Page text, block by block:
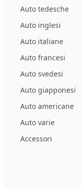
Auto tedesche
Auto inglesi
Auto italiane
Auto francesi
Auto svedesi
Auto giapponesi
Auto americane
Auto varie
Accessori